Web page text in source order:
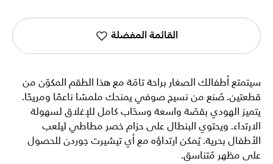
القائمة المفضلة
سيتمتع أطفالك الصغار براحة تامّة مع هذا الطقم المكوّن من
قطعتين. صُنع من نسيج صوفي يمنحك ملمسًا ناعمًا ومريحًا.
يتميز الهودي بقصّة واسعة وسحّاب كامل للإغلاق لسهولة
الارتداء. ويحتوي البنطال على حزام خصر مطاطي ليلعب
الأطفال بحرية. يُمكن ارتداؤه مع أي تيشيرت جوردن للحصول
على مظهر مُتناسق.